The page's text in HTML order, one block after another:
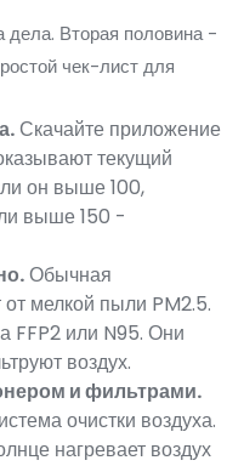
дела. Вторая половина -
чек-лист для
Скачайте приложение
текущий
он выше 100,
выше 150 -
Обычная
мелкой пыли PM2.5.
FFP2 или N95. Они
воздух.
и фильтрами.
очистки воздуха.
нагревает воздух